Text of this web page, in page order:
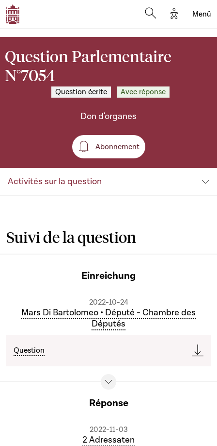
Options
Menü
Question Parlementaire
N°7054
Question écrite Avec réponse
Don d'organes
Abonnement
Abonnement
Activités sur la question
Suivi de la question
Einreichung
2022-10-24
Mars Di Bartolomeo • Député - Chambre des
Députés
Question
Réponse
2022-11-03
2 Adressaten